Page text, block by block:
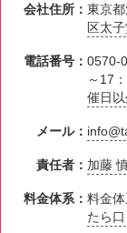
会社住所：東京
区太
電話番号：0570-
～17
催日
メール：
責任者： 加藤
料金体系：料金
たら